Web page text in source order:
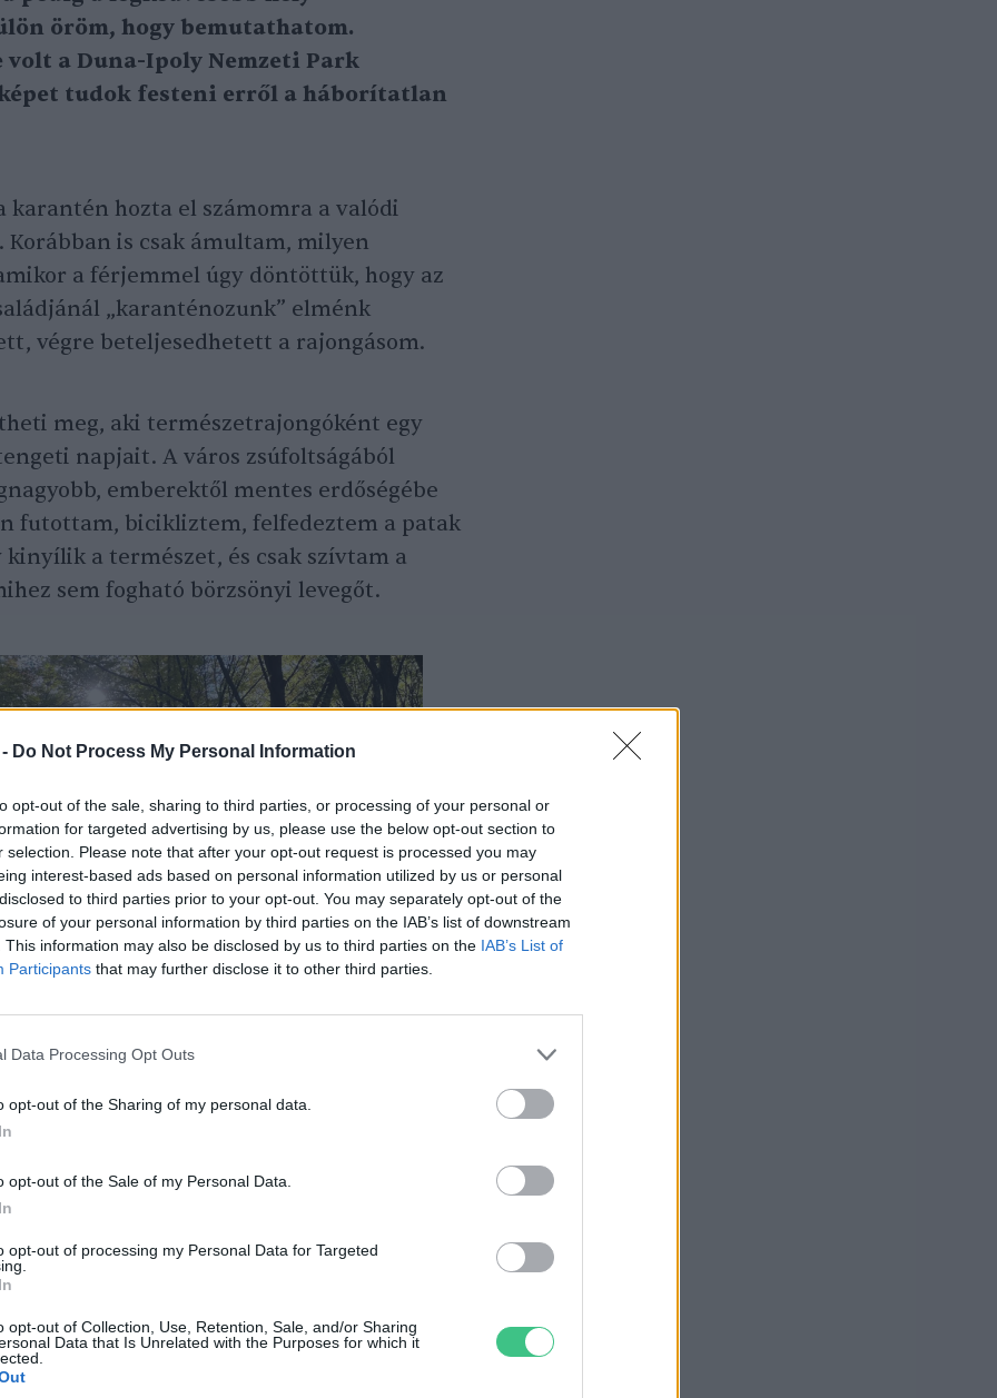
Do Not Process My Personal Information
opt-out of the sale, sharing to third parties, or processing of your personal or
for targeted advertising by us, please use the below opt-out section to
selection. Please note that after your opt-out request is processed you may
interest-based ads based on personal information utilized by us or personal
to third parties prior to your opt-out. You may separately opt-out of the
of your personal information by third parties on the IAB’s list of downstream
This information may also be disclosed by us to third parties on the IAB’s List of
Participants that may further disclose it to other third parties.
Data Processing Opt Outs
opt-out of the Sharing of my personal data.
opt-out of the Sale of my Personal Data.
opt-out of processing my Personal Data for Targeted
opt-out of Collection, Use, Retention, Sale, and/or Sharing
Data that Is Unrelated with the Purposes for which it
öröm, hogy bemutathatom.
volt a Duna-Ipoly Nemzeti Park
tudok festeni erről a háborítatlan
karantén hozta el számomra a valódi
is csak ámultam, milyen
a férjemmel úgy döntöttük, hogy az
„karanténozunk” elménk
végre beteljesedhetett a rajongásom.
meg, aki természetrajongóként egy
napjait. A város zsúfoltságából
emberektől mentes erdőségébe
futottam, bicikliztem, felfedeztem a patak
a természet, és csak szívtam a
sem fogható börzsönyi levegőt.
írnom erről a területről, szerencsére
megkér, ajánljak neki
nélkül a Börzsöny és a Csarna-völgy
van bemutatni ezt a területet
keresztül is: a Duna Ipoly Nemzeti
Kovács Ádám segítségével közelebbről
flóráját és faunáját.